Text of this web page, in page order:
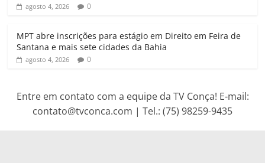
agosto 4, 2026 0
MPT abre inscrições para estágio em Direito em Feira de
Santana e mais sete cidades da Bahia
agosto 4, 2026 0
Entre em contato com a equipe da TV Conça! E-mail:
contato@tvconca.com | Tel.: (75) 98259-9435